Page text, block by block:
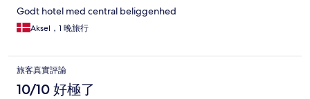
Godt hotel med central beliggenhed
Aksel，1 晚旅行
旅客真實評論
10/10 好極了